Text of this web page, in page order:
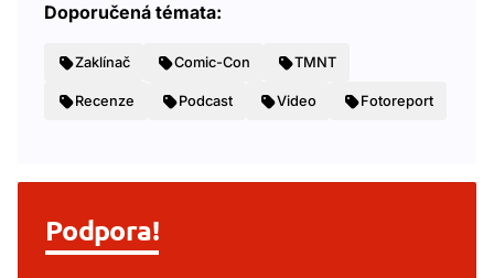
Doporučená témata:
Zaklínač Comic-Con TMNT
Recenze Podcast Video Fotoreport
Podpora!